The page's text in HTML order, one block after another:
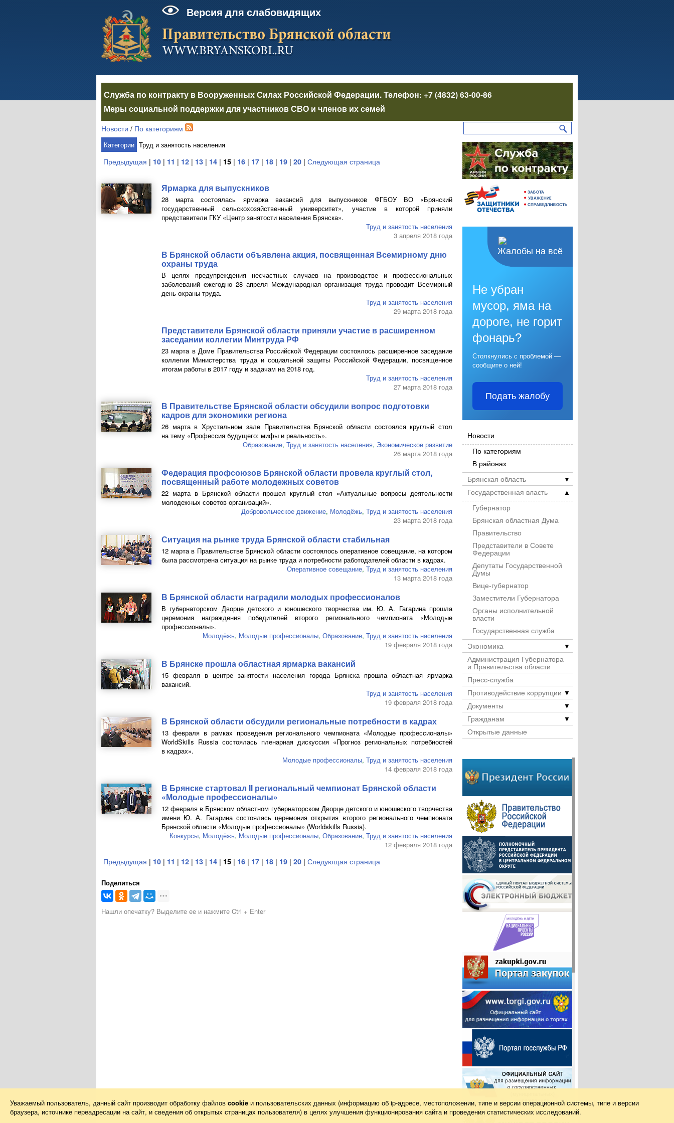
Версия для слабовидящих
Служба по контракту в Вооруженных Силах Российской Федерации. Телефон: +7 (4832) 63-00-86
Меры социальной поддержки для участников СВО и членов их семей
Новости / По категориям
Категории Труд и занятость населения
Предыдущая | 10 | 11 | 12 | 13 | 14 | 15 | 16 | 17 | 18 | 19 | 20 | Следующая страница
Ярмарка для выпускников
28 марта состоялась ярмарка вакансий для выпускников ФГБОУ ВО «Брянский
государственный сельскохозяйственный университет», участие в которой приняли
представители ГКУ «Центр занятости населения Брянска».
Труд и занятость населения
3 апреля 2018 года
В Брянской области объявлена акция, посвященная Всемирному дню
охраны труда
В целях предупреждения несчастных случаев на производстве и профессиональных
заболеваний ежегодно 28 апреля Международная организация труда проводит Всемирный
день охраны труда.
Труд и занятость населения
29 марта 2018 года
Представители Брянской области приняли участие в расширенном
заседании коллегии Минтруда РФ
23 марта в Доме Правительства Российской Федерации состоялось расширенное заседание
коллегии Министерства труда и социальной защиты Российской Федерации, посвященное
итогам работы в 2017 году и задачам на 2018 год.
Труд и занятость населения
27 марта 2018 года
В Правительстве Брянской области обсудили вопрос подготовки
кадров для экономики региона
26 марта в Хрустальном зале Правительства Брянской области состоялся круглый стол
на тему «Профессия будущего: мифы и реальность».
Образование, Труд и занятость населения, Экономическое развитие
26 марта 2018 года
Федерация профсоюзов Брянской области провела круглый стол,
посвященный работе молодежных советов
22 марта в Брянской области прошел круглый стол «Актуальные вопросы деятельности
молодежных советов организаций».
Добровольческое движение, Молодёжь, Труд и занятость населения
23 марта 2018 года
Ситуация на рынке труда Брянской области стабильная
12 марта в Правительстве Брянской области состоялось оперативное совещание, на котором
была рассмотрена ситуация на рынке труда и потребности работодателей области в кадрах.
Оперативное совещание, Труд и занятость населения
13 марта 2018 года
В Брянской области наградили молодых профессионалов
В губернаторском Дворце детского и юношеского творчества им. Ю. А. Гагаринапрошла
церемония награждения победителей второго регионального чемпионата «Молодые
профессионалы».
Молодёжь, Молодые профессионалы, Образование, Труд и занятость населения
19 февраля 2018 года
В Брянске прошла областная ярмарка вакансий
15 февраля в центре занятости населения города Брянска прошла областная ярмарка
вакансий.
Труд и занятость населения
19 февраля 2018 года
В Брянской области обсудили региональные потребности в кадрах
13 февраля в рамках проведения регионального чемпионата «Молодые профессионалы»
WorldSkills Russia состоялась пленарная дискуссия «Прогноз региональных потребностей
в кадрах».
Молодые профессионалы, Труд и занятость населения
14 февраля 2018 года
В Брянске стартовал II региональный чемпионат Брянской области
«Молодые профессионалы»
12 февраля в Брянском областном губернаторском Дворце детского и юношеского творчества
имени Ю. А. Гагаринасостоялась церемония открытия второго регионального чемпионата
Брянской области «Молодые профессионалы» (Worldskills Russia).
Конкурсы, Молодёжь, Молодые профессионалы, Образование, Труд и занятость населения
12 февраля 2018 года
Предыдущая | 10 | 11 | 12 | 13 | 14 | 15 | 16 | 17 | 18 | 19 | 20 | Следующая страница
Поделиться
Нашли опечатку? Выделите ее и нажмите Ctrl + Enter
Жалобы на всё
Не убран
мусор, яма на
дороге, не горит
фонарь?
Столкнулись с проблемой —
сообщите о ней!
Подать жалобу
Новости
По категориям
В районах
▼
Брянская область
▲
Государственная власть
Губернатор
Брянская областная Дума
Правительство
Представители в Совете
Федерации
Депутаты Государственной
Думы
Вице-губернатор
Заместители Губернатора
Органы исполнительной
власти
Государственная служба
▼
Экономика
Администрация Губернатора
и Правительства области
Пресс-служба
▼
Противодействие коррупции
▼
Документы
▼
Гражданам
Открытые данные
Уважаемый пользователь, данный сайт производит обработку файлов cookie и пользовательских данных (информацию об ip-адресе, местоположении, типе и версии операционной системы, типе и версии
браузера, источнике переадресации на сайт, и сведения об открытых страницах пользователя) в целях улучшения функционирования сайта и проведения статистических исследований.